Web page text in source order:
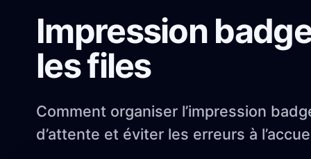
SYSTÈME DE PAGES
Créateur de site web
Pages événementielles brandées sans
PORTÉE AUDIENCE
Impression
les files
Comment organiser l’impression
d’attente et éviter les erreurs à